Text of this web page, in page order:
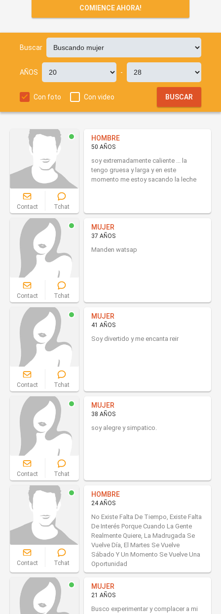
COMIENCE AHORA!
Buscar
AÑOS -
Con foto Con video BUSCAR
Contact Tchat
HOMBRE
50 AÑOS
soy extremadamente caliente ... la
tengo gruesa y larga y en este
momento me estoy sacando la leche
Contact Tchat
MUJER
37 AÑOS
Manden watsap
Contact Tchat
MUJER
41 AÑOS
Soy divertido y me encanta reir
Contact Tchat
MUJER
38 AÑOS
soy alegre y simpatico.
Contact Tchat
HOMBRE
24 AÑOS
No Existe Falta De Tiempo, Existe Falta
De Interés Porque Cuando La Gente
Realmente Quiere, La Madrugada Se
Vuelve Día, El Martes Se Vuelve
Sábado Y Un Momento Se Vuelve Una
Oportunidad
MUJER
21 AÑOS
Busco experimentar y complacer a mi